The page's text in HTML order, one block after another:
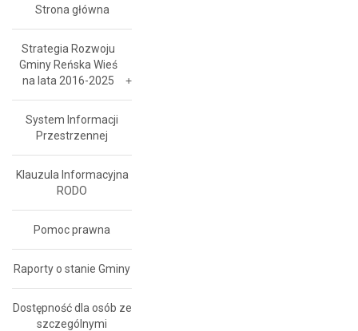
Strona główna
Strategia Rozwoju
Gminy Reńska Wieś
na lata 2016-2025
System Informacji
Przestrzennej
Klauzula Informacyjna
RODO
Pomoc prawna
Raporty o stanie Gminy
Dostępność dla osób ze
szczególnymi